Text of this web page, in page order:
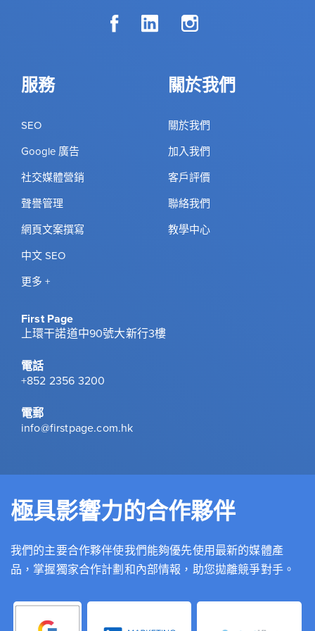
服務
SEO
Google 廣告
社交媒體營銷
聲譽管理
網頁文案撰寫
中文 SEO
更多 +
關於我們
關於我們
加入我們
客戶評價
聯絡我們
教學中心
First Page
上環干諾道中90號大新行3樓
電話
+852 2356 3200
電郵
info@firstpage.com.hk
極具影響力的合作夥伴
我們的主要合作夥伴使我們能夠優先使用最新的媒體產
品，掌握獨家合作計劃和內部情報，助您拋離競爭對手。